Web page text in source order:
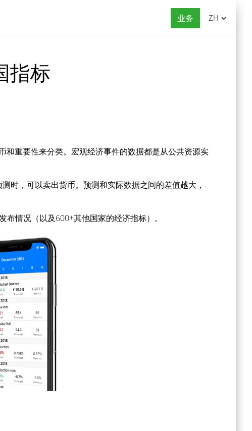
业务 ZH
指标
和重要性来分类。宏观经济事件的数据都是从公共资源实
时，可以卖出货币。预测和实际数据之间的差值越大，
情况（以及600+其他国家的经济指标）。